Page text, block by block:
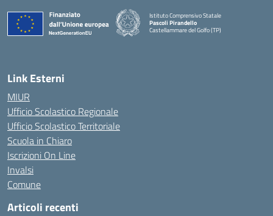
Istituto Comprensivo Statale
Pascoli Pirandello
Castellammare del Golfo (TP)
Link Esterni
MIUR
Ufficio Scolastico Regionale
Ufficio Scolastico Territoriale
Scuola in Chiaro
Iscrizioni On Line
Invalsi
Comune
Articoli recenti